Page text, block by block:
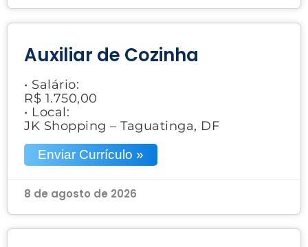
Auxiliar de Cozinha
• Salário:
R$ 1.750,00
• Local:
JK Shopping – Taguatinga, DF
Enviar Currículo »
8 de agosto de 2026